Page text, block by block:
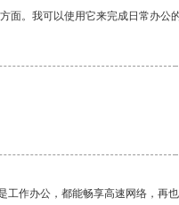
。我可以使用它来完成日常办公
作办公，都能畅享高速网络，